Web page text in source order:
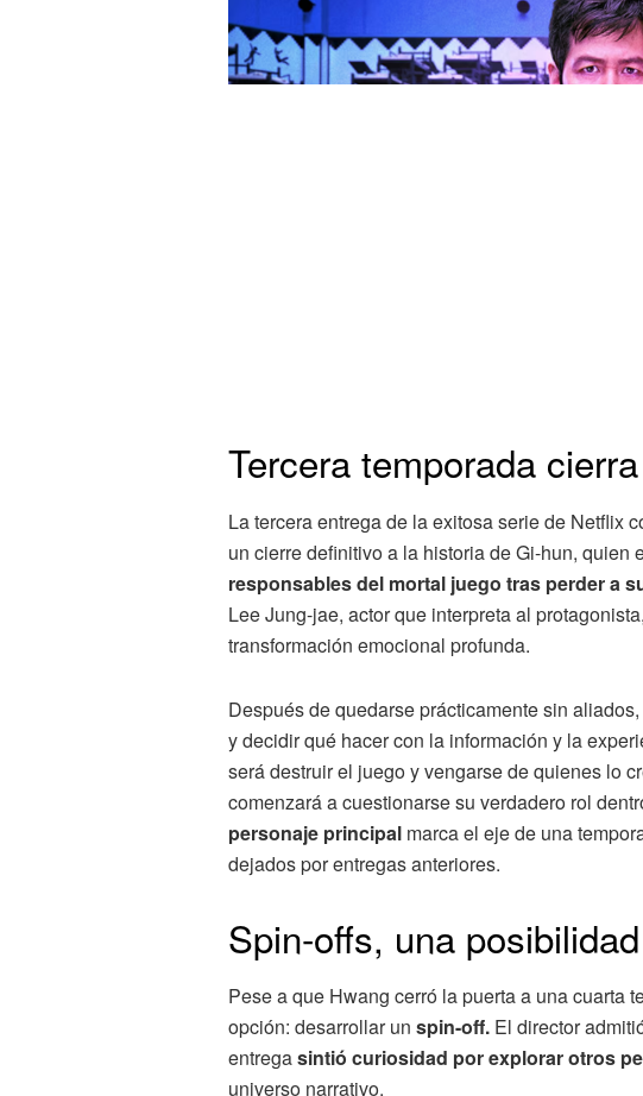
Tercera temporada
La tercera entrega de la exitosa serie de Netflix
un cierre definitivo a la historia de Gi-hun, quien
responsables del mortal juego tras perder a
Lee Jung-jae, actor que interpreta al
transformación emocional profunda.
Después de quedarse prácticamente sin
y decidir qué hacer con la información y la
será destruir el juego y vengarse de quienes lo
comenzará a cuestionarse su verdadero rol
personaje principal marca el eje de una
dejados por entregas anteriores.
Spin-offs, una
Pese a que Hwang cerró la puerta a una cuarta
opción: desarrollar un spin-off. El director
entregasintió curiosidad por explorar otros
universo narrativo.